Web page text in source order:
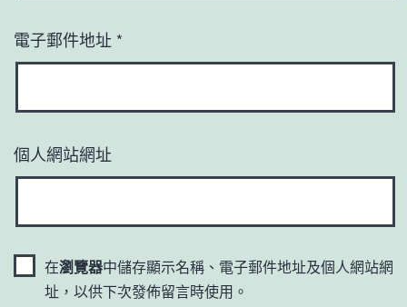
電子郵件地址 *
個人網站網址
在瀏覽器中儲存顯示名稱、電子郵件地址及個人網站網
址，以供下次發佈留言時使用。